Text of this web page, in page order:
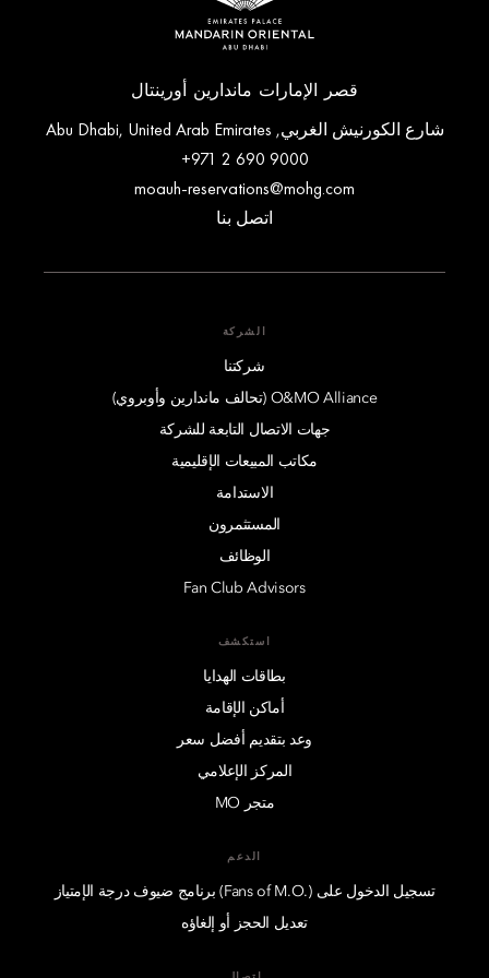
قصر الإمارات ماندارين أورينتال
شارع الكورنيش الغربي, Abu Dhabi, United Arab Emirates
+971 2 690 9000
moauh-reservations@mohg.com
اتصل بنا
الشركة
شركتنا
O&MO Alliance (تحالف ماندارين وأوبروي)
جهات الاتصال التابعة للشركة
مكاتب المبيعات الإقليمية
الاستدامة
المستثمرون
الوظائف
Fan Club Advisors
استكشف
بطاقات الهدايا
أماكن الإقامة
وعد بتقديم أفضل سعر
المركز الإعلامي
متجر MO
الدعم
تسجيل الدخول على (.Fans of M.O) برنامج ضيوف درجة الإمتياز
تعديل الحجز أو إلغاؤه